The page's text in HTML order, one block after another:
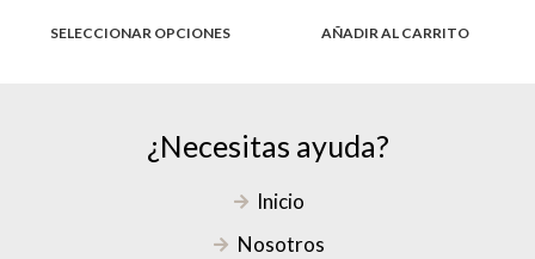
SELECCIONAR OPCIONES AÑADIR AL CARRITO
¿Necesitas ayuda?
Inicio
Nosotros